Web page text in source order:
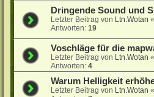
Dringende Sound und
Letzter Beitrag von Ltn.Wotan
Antworten:19
Voschläge für die
Letzter Beitrag von Ltn.Wotan «
Antworten:4
Warum Helligkeit
Letzter Beitrag von Ltn.Wotan «